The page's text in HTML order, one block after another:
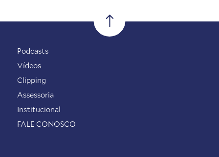
Podcasts
Vídeos
Clipping
Assessoria
Institucional
FALE CONOSCO